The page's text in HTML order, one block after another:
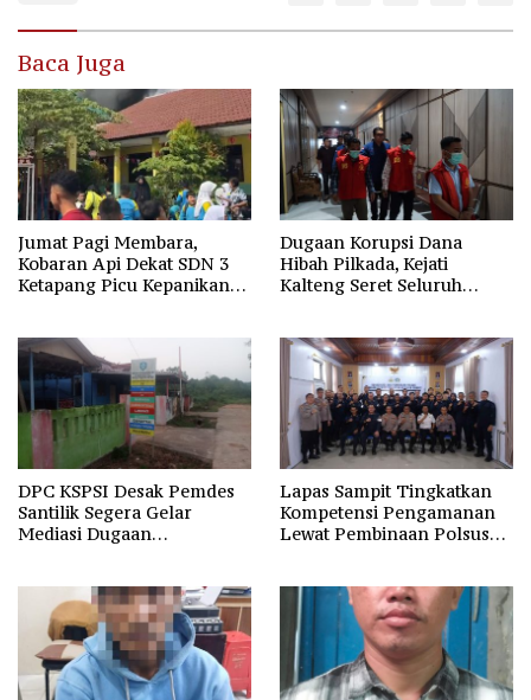
Baca Juga
Jumat Pagi Membara,
Kobaran Api Dekat SDN 3
Ketapang Picu Kepanikan
Dugaan Korupsi Dana
Hibah Pilkada, Kejati
Kalteng Seret Seluruh
DPC KSPSI Desak Pemdes
Santilik Segera Gelar
Mediasi Dugaan
Lapas Sampit Tingkatkan
Kompetensi Pengamanan
Lewat Pembinaan Polsus